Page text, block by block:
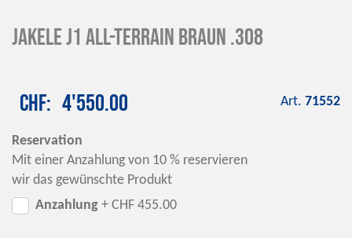
Jakele J1 All-Terrain braun .308
CHF 4'550.00
Reservation
Mit einer Anzahlung von 10 % reservieren
wir das gewünschte Produkt
Anzahlung + CHF 455.00
Art. 71552